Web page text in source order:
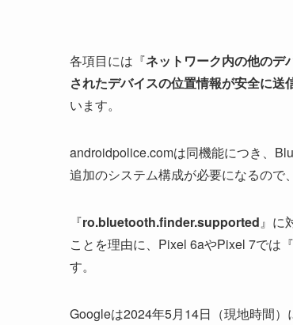
各項目には『ネットワーク内の他のデ
されたデバイスの位置情報が安全に
います。
androidpolice.comは同機能につき、
追加のシステム構成が必要になるので
『ro.bluetooth.finder.supported 』に
ことを理由に、Pixel 6aやPixel 7では『
す。
Googleは2024年5月14日（現地時間）